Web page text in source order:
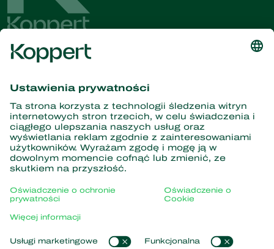
Dostęp do najnowszych
wiadomości i informacji
Zasubskrybuj tutaj
Partnerstwo z naturą
Drapieżne roztocza
Pasożytnicze błonkówki
Pożyteczne nicienie
O firmie Koppert
Aktualności i informacje
Popularne odnośniki